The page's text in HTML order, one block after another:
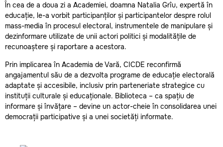
În cea de a doua zi a Academiei, doamna Natalia Grîu, expertă în
educație, le-a vorbit participanților și participantelor despre rolul
mass-media în procesul electoral, instrumentele de manipulare și
dezinformare utilizate de unii actori politici și modalitățile de
recunoaștere și raportare a acestora.
Prin implicarea în Academia de Vară, CICDE reconfirmă
angajamentul său de a dezvolta programe de educație electorală
adaptate și accesibile, inclusiv prin parteneriate strategice cu
instituții culturale și educaționale. Biblioteca – ca spațiu de
informare și învățare – devine un actor-cheie în consolidarea unei
democrații participative și a unei societăți informate.